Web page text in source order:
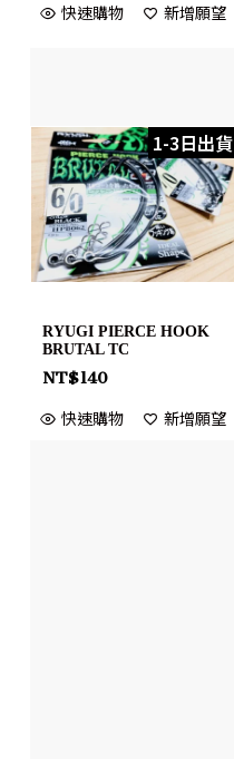
快速購物 新增願望
1-3日出貨
RYUGI PIERCE HOOK
BRUTAL TC
NT$140
快速購物 新增願望